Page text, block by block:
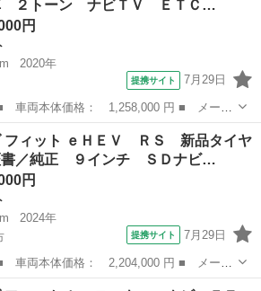
２トーン ナビＴＶ ＥＴＣ…
円
2020年
提携サイト 7月29日
： フィット ■ グレード名： クロスタ
２トーン ナビＴＶ ＥＴＣ ドラレコ
ット
フィット ｅＨＥＶ ＲＳ 新品タイヤ
書／純正 ９インチ ＳＤナビ…
円
2024年
提携サイト 7月29日
： フィット ■ グレード名： ｅＨＥ
ィット